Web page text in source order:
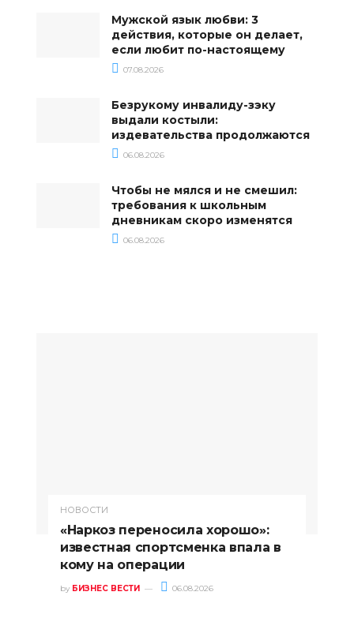
Мужской язык любви: 3
действия, которые он делает,
если любит по-настоящему
07.08.2026
Безрукому инвалиду-зэку
выдали костыли:
издевательства продолжаются
06.08.2026
Чтобы не мялся и не смешил:
требования к школьным
дневникам скоро изменятся
06.08.2026
НОВОСТИ
«Наркоз переносила хорошо»:
известная спортсменка впала в
кому на операции
by БИЗНЕС ВЕСТИ 06.08.2026